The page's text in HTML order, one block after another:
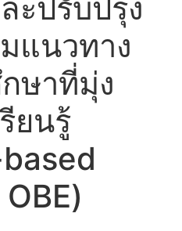
ะปรับปรุง
แนวทาง
ษาที่มุ่ง
ยนรู้